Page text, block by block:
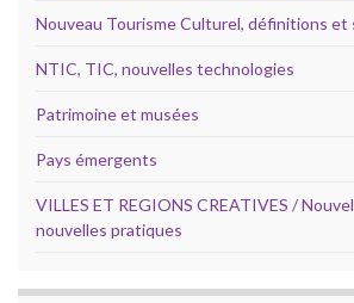
Nouveau Tourisme Culturel, définitions et
NTIC, TIC, nouvelles technologies
Patrimoine et musées
Pays émergents
VILLES ET REGIONS CREATIVES /
nouvelles pratiques